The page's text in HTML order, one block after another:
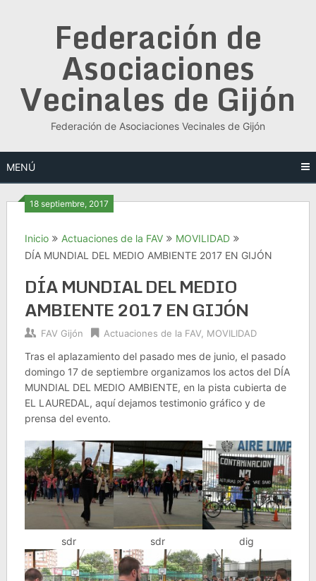
Federación de
Asociaciones
Vecinales de Gijón
Federación de Asociaciones Vecinales de Gijón
MENÚ
18 septiembre, 2017
Inicio Actuaciones de la FAV
MOVILIDAD
DÍA MUNDIAL DEL MEDIO AMBIENTE 2017 EN GIJÓN
DÍA MUNDIAL DEL MEDIO
AMBIENTE 2017 EN GIJÓN
FAV Gijón Actuaciones de la FAV, MOVILIDAD
Tras el aplazamiento del pasado mes de junio, el pasado
domingo 17 de septiembre organizamos los actos del DÍA
MUNDIAL DEL MEDIO AMBIENTE, en la pista cubierta de
EL LAUREDAL, aquí dejamos testimonio gráfico y de
prensa del evento.
sdr sdr dig